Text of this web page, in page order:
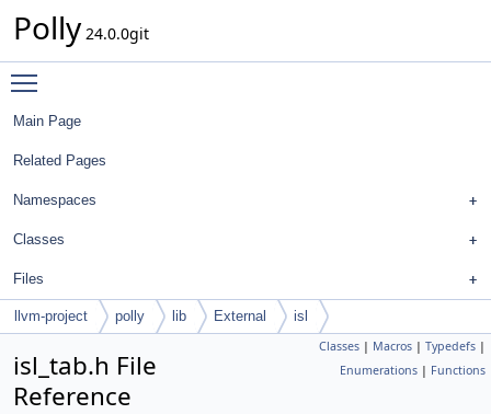
Polly 24.0.0git
Main Page
Related Pages
Namespaces
Classes
Files
llvm-project polly lib External isl
Classes | Macros | Typedefs |
Enumerations | Functions
isl_tab.h File
Reference